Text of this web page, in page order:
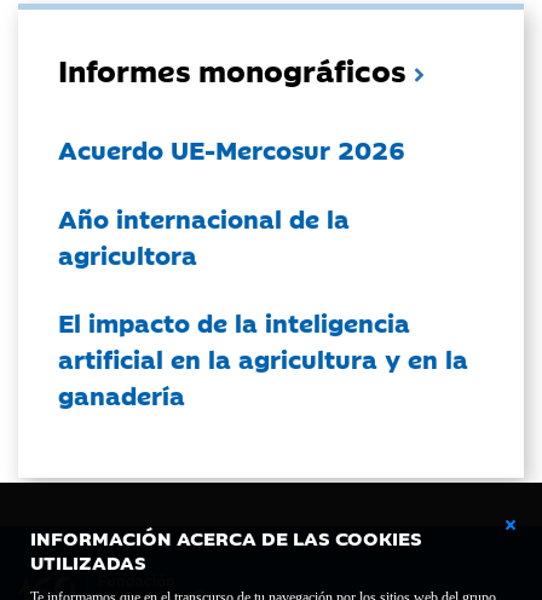
INFORMACIÓN ACERCA DE LAS COOKIES
UTILIZADAS
Informes monográficos
Acuerdo UE-Mercosur 2026
Año internacional de la
agricultora
El impacto de la inteligencia
artificial en la agricultura y en la
ganadería